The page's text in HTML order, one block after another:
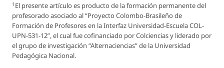
1 El presente artículo es producto de la formación permanente del
profesorado asociado al “Proyecto Colombo-Brasileño de
Formación de Profesores en la Interfaz Universidad-Escuela COL-
UPN-531-12”, el cual fue cofinanciado por Colciencias y liderado por
el grupo de investigación “Alternaciencias” de la Universidad
Pedagógica Nacional.